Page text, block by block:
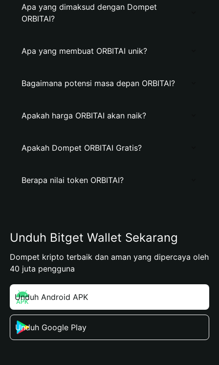
Apa yang dimaksud dengan Dompet
ORBITAI?
Apa yang membuat ORBITAI unik?
Bagaimana potensi masa depan ORBITAI?
Apakah harga ORBITAI akan naik?
Apakah Dompet ORBITAI Gratis?
Berapa nilai token ORBITAI?
Unduh Bitget Wallet Sekarang
Dompet kripto terbaik dan aman yang dipercaya oleh
40 juta pengguna
Unduh Android APK
Unduh Google Play